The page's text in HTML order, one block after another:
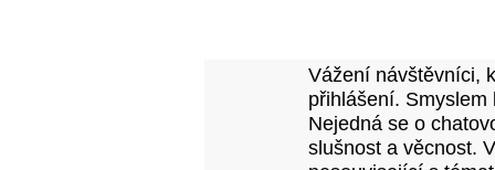
Vážení návštěvníci,
přihlášení.
Nejedná se o
slušnost a věcnost.